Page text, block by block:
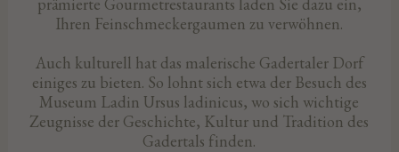
Ihren Feinschmeckergaumen zu verwöhnen.
Auch kulturell hat das malerische Gadertaler Dorf
einiges zu bieten. So lohnt sich etwa der Besuch des
Museum Ladin Ursus ladinicus, wo sich wichtige
Zeugnisse der Geschichte, Kultur und Tradition des
Gadertals finden.